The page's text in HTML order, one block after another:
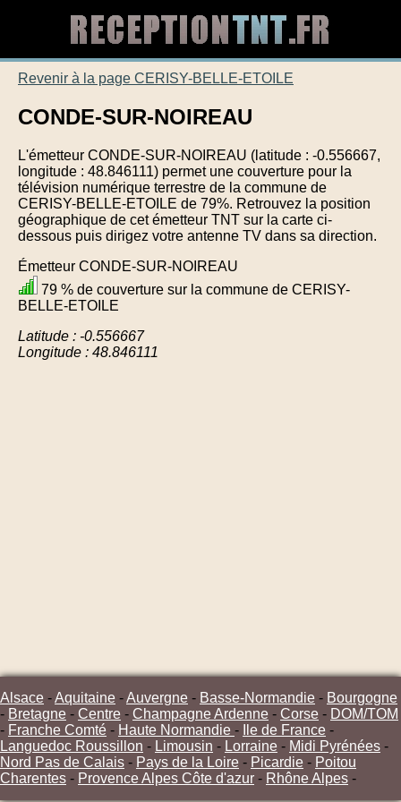
Revenir à la page CERISY-BELLE-ETOILE
CONDE-SUR-NOIREAU
L'émetteur CONDE-SUR-NOIREAU (latitude : -0.556667,
longitude : 48.846111) permet une couverture pour la
télévision numérique terrestre de la commune de
CERISY-BELLE-ETOILE de 79%. Retrouvez la position
géographique de cet émetteur TNT sur la carte ci-
dessous puis dirigez votre antenne TV dans sa direction.
Émetteur CONDE-SUR-NOIREAU
79 % de couverture sur la commune de CERISY-
BELLE-ETOILE
Latitude : -0.556667
Longitude : 48.846111
Alsace -Aquitaine -Auvergne - Basse-Normandie - Bourgogne
- Bretagne - Centre - Champagne Ardenne - Corse - DOM/TOM
- Franche Comté - Haute Normandie - Ile de France -
Languedoc Roussillon - Limousin - Lorraine - Midi Pyrénées -
Nord Pas de Calais - Pays de la Loire - Picardie - Poitou
Charentes - Provence Alpes Côte d'azur - Rhône Alpes -